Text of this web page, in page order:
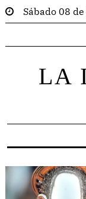
Sábado 08
LA